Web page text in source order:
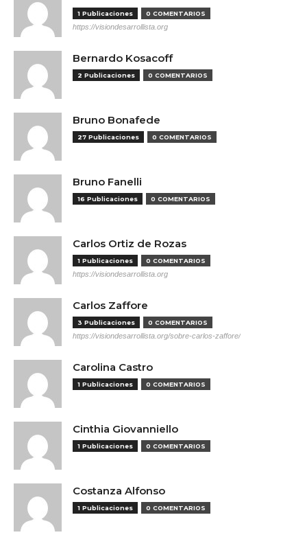
1 Publicaciones 0 COMENTARIOS
https://visiondesarrollista.org
Bernardo Kosacoff
2 Publicaciones 0 COMENTARIOS
Bruno Bonafede
27 Publicaciones 0 COMENTARIOS
Bruno Fanelli
16 Publicaciones 0 COMENTARIOS
Carlos Ortiz de Rozas
1 Publicaciones 0 COMENTARIOS
https://visiondesarrollista.org
Carlos Zaffore
3 Publicaciones 0 COMENTARIOS
https://visiondesarrollista.org/sobre-carlos-zaffore/
Carolina Castro
1 Publicaciones 0 COMENTARIOS
Cinthia Giovanniello
1 Publicaciones 0 COMENTARIOS
Costanza Alfonso
1 Publicaciones 0 COMENTARIOS